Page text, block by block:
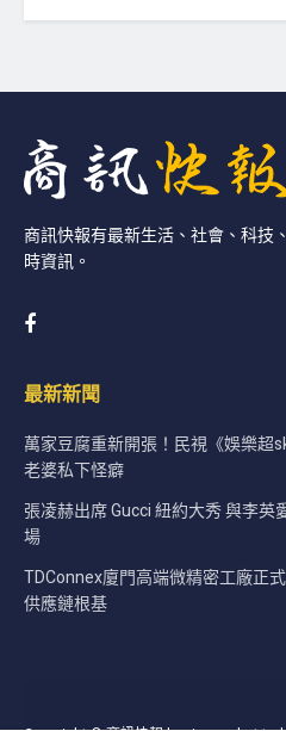
商訊快報有最新生活、社會、科技
時資訊。
最新新聞
萬家豆腐重新開張！民視《娛樂超
老婆私下怪癖
張凌赫出席 Gucci 紐約大秀 與李英
場
TDConnex廈門高端微精密工廠正
供應鏈根基